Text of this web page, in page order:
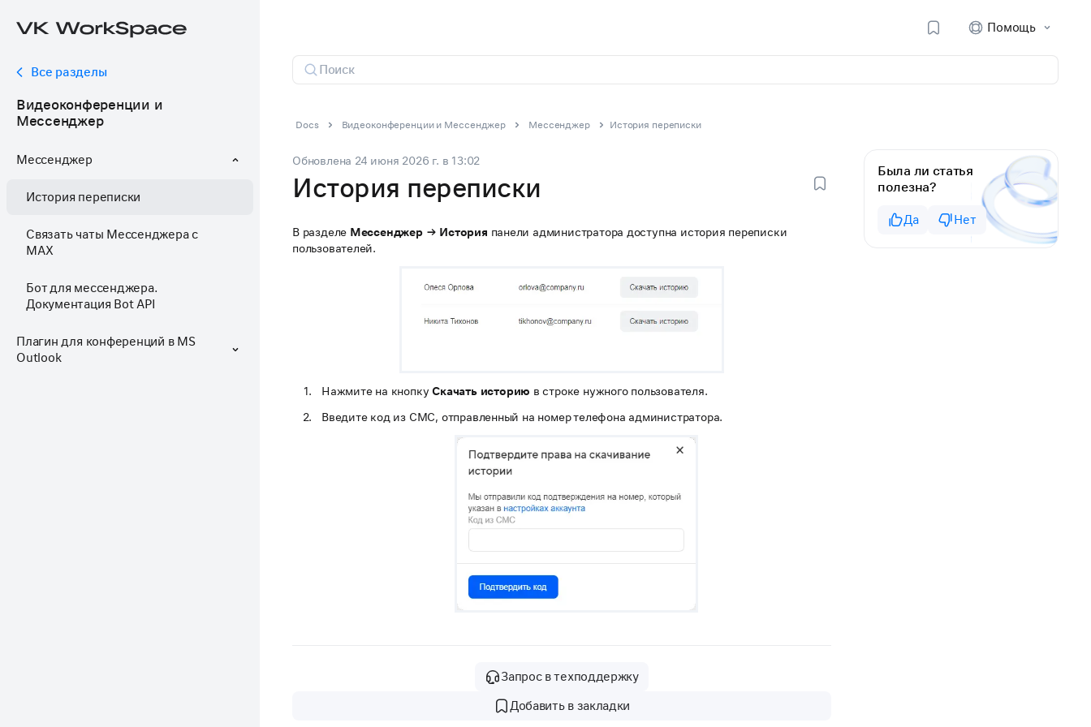
Помощь
Все разделы
Видеоконференции и
Мессенджер
Мессенджер
История переписки
Связать чаты Мессенджера с
MAX
Бот для мессенджера.
Документация Bot API
Плагин для конференций в MS
Outlook
Docs Видеоконференции и Мессенджер Мессенджер История переписки
Обновлена 24 июня 2026 г. в 13:02
История переписки
В разделе Мессенджер → История панели администратора доступна история переписки
пользователей.
Нажмите на кнопку Скачать историю в строке нужного пользователя.
Введите код из СМС, отправленный на номер телефона администратора.
Запрос в техподдержку
Добавить в закладки
Была ли статья
полезна?
Да Нет